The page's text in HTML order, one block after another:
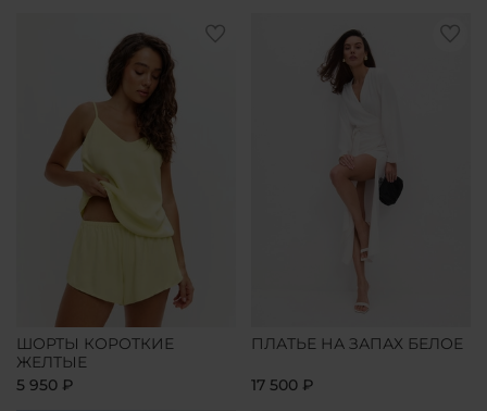
ШОРТЫ КОРОТКИЕ
ЖЕЛТЫЕ
5 950 ₽
ПЛАТЬЕ НА ЗАПАХ БЕЛОЕ
17 500 ₽